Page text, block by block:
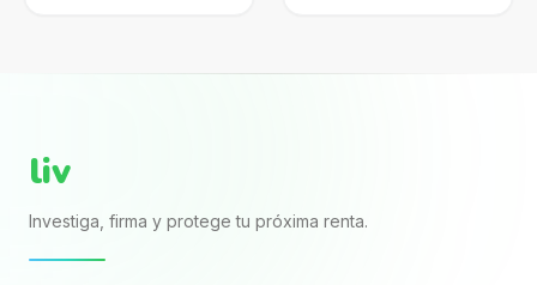
liv
Investiga, firma y protege tu próxima renta.